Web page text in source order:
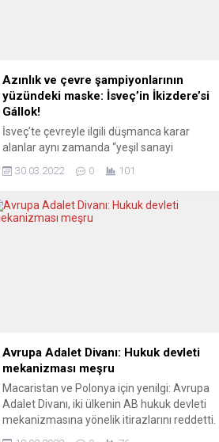
Azınlık ve çevre şampiyonlarının
yüzündeki maske: İsveç’in İkizdere’si
Gállok!
İsveç’te çevreyle ilgili düşmanca karar
alanlar aynı zamanda “yeşil sanayi
devrimine hizmet” palavraları atıyorlar.
Tıpkı Sami halkını zorla asimile ettikten
geçiniyor olmaları gibi. Bugünlerde Batı
dünyasının gündemi Ukrayna. ABD
30.03.2022 0 101
Avrupa Adalet Divanı: Hukuk devleti
mekanizması meşru
Macaristan ve Polonya için yenilgi: Avrupa
Adalet Divanı, iki ülkenin AB hukuk devleti
mekanizmasına yönelik itirazlarını reddetti.